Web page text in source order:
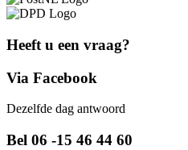
Heeft u een vraag?
Via Facebook
Dezelfde dag antwoord
Bel 06 -15 46 44 60